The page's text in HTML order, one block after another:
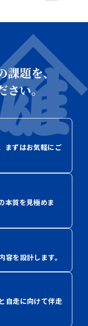
課題を、
さい。
まずはお気軽にご
本質を見極めま
容を設計します。
自走に向けて伴走